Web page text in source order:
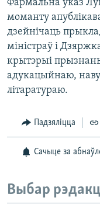
Фармальна ўказ
моманту
дзейнічаць
міністраў і
крытэрыі
адукацыйнаю,
літаратураю.
Падзяліцца
Сачыце за
Выбар